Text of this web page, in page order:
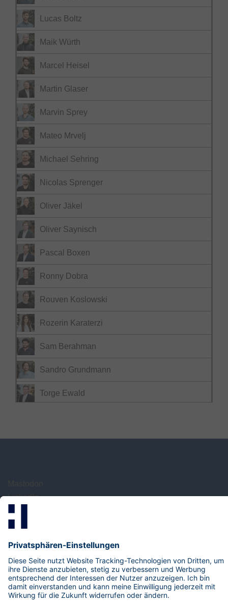
Lucas Boltz
Maik Würth
Marcel Heisel
Martin Glaser
Marvin Sprey
Mateo Mrvelj
Michael Sehring
Nicolas Sprenger
Oliver Jäkel
Oliver Saynisch
Pascal Boxen
Ronny Dobra
Rouven Koslowski
Rozerin Karaterzi
Sam Berahman
Sandro Grundmann
Torge Ewald
LinkedIn
Kontakt
HiSolutions AG
Impressum